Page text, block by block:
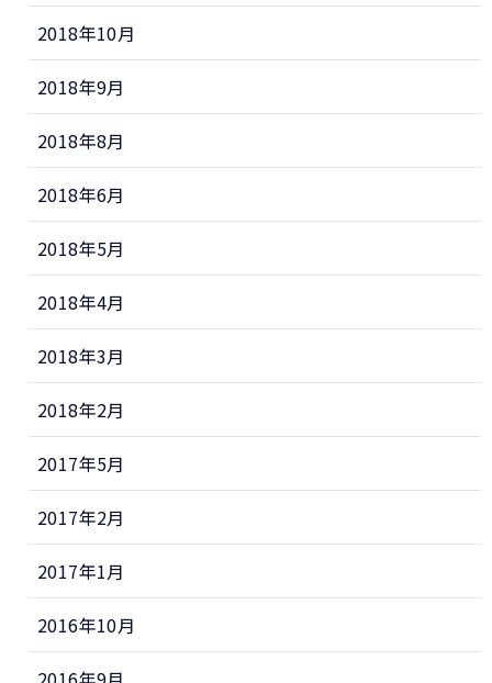
2018年10月
2018年9月
2018年8月
2018年6月
2018年5月
2018年4月
2018年3月
2018年2月
2017年5月
2017年2月
2017年1月
2016年10月